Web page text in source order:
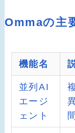
Ommaの主
機能名
並列AI
エージ
ェント